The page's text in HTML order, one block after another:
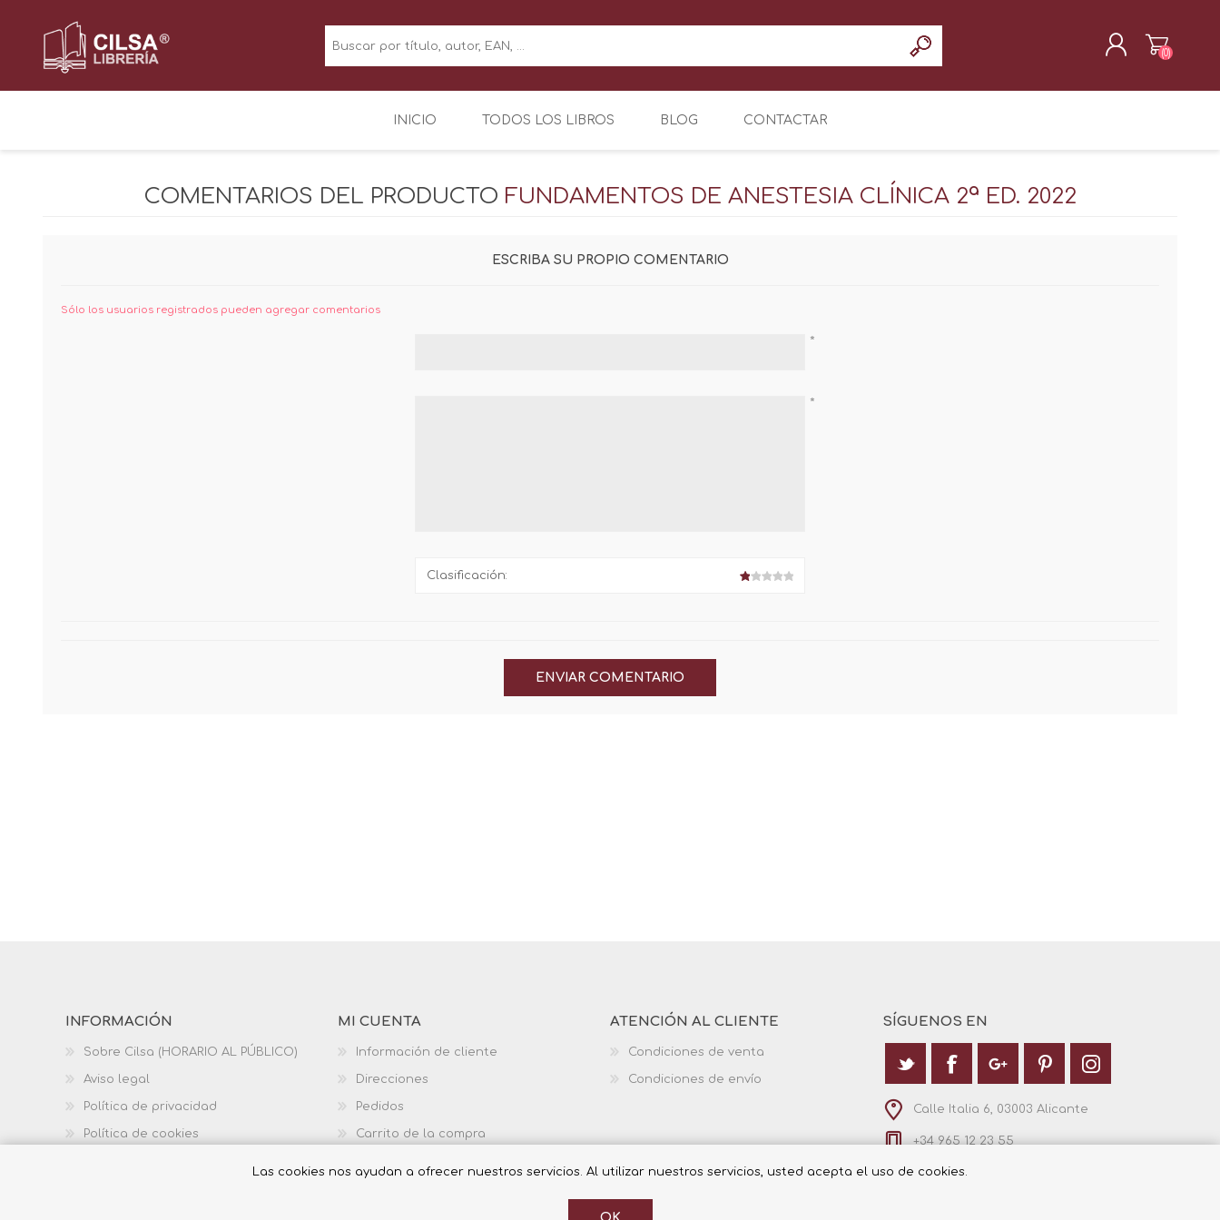
(0)
INICIO TODOS LOS LIBROS BLOG CONTACTAR
COMENTARIOS DEL PRODUCTO FUNDAMENTOS DE ANESTESIA CLÍNICA 2ª ED. 2022
ESCRIBA SU PROPIO COMENTARIO
Sólo los usuarios registrados pueden agregar comentarios
*
*
Clasificación:
INFORMACIÓN
Sobre Cilsa (HORARIO AL PÚBLICO)
Aviso legal
Política de privacidad
Política de cookies
MI CUENTA
Información de cliente
Direcciones
Pedidos
Carrito de la compra
ATENCIÓN AL CLIENTE
Condiciones de venta
Condiciones de envío
SÍGUENOS EN
Calle Italia 6, 03003 Alicante
+34 965 12 23 55
Las cookies nos ayudan a ofrecer nuestros servicios. Al utilizar nuestros servicios, usted acepta el uso de cookies.